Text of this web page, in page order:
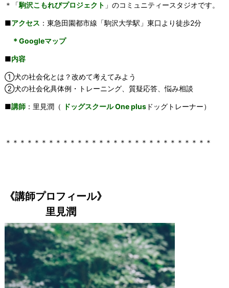
＊「駒沢こもれびプロジェクト 」のコミュニティースタジオです。
■アクセス ：東急田園都市線「駒沢大学駅」東口より徒歩2分
＊Googleマップ
■内容
①犬の社会化とは？改めて考えてみよう
②犬の社会化具体例・トレーニング、質疑応答、悩み相談
■講師：里見潤（ ドッグスクール One plusドッグトレーナー）
＊＊＊＊＊＊＊＊＊＊＊＊＊＊＊＊＊＊＊＊＊＊＊＊＊＊＊＊＊
《講師プロフィール》
里見潤